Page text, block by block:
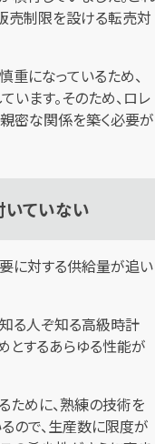
売制限を設ける転売対
になっているため、
います。そのため、ロレ
密な関係を築く必要が
ていない
に対する供給量が追い
る人ぞ知る高級時計
とするあらゆる性能が
ために、熟練の技術を
ので、生産数に限度が